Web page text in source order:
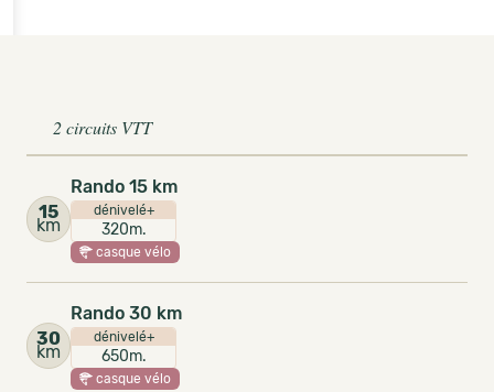
2 circuits VTT
15
km
Rando 15 km
dénivelé+
320m.
casque vélo
30
km
Rando 30 km
dénivelé+
650m.
casque vélo